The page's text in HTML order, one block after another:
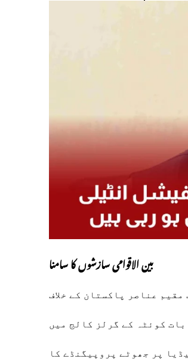
بین الاقوامی سازشوں کا سامنا
عناصر پاکستان کے خلاف
کوئٹہ کے گرلز کالج میں
پر جھوٹے پروپیگنڈے کا